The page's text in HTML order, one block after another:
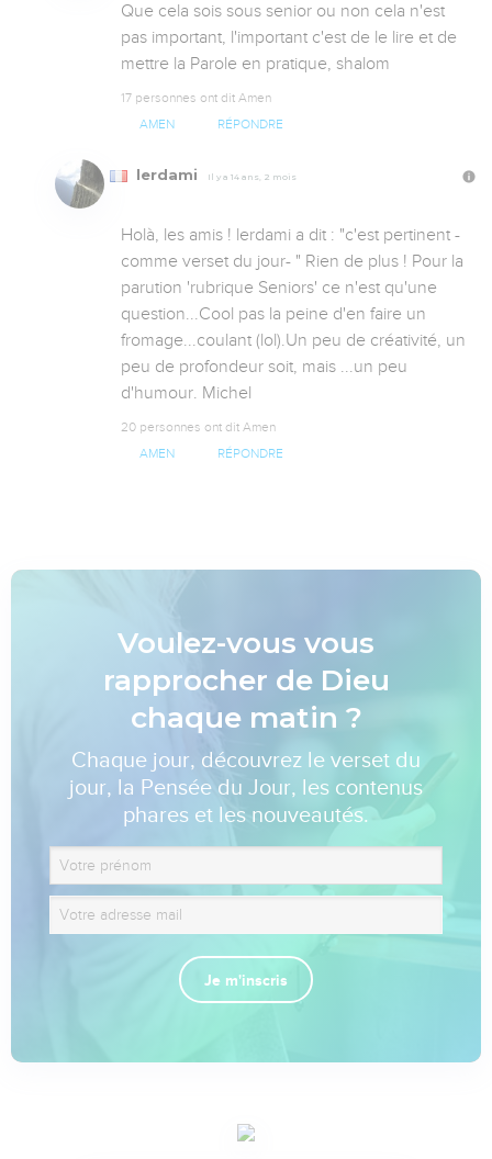
Que cela sois sous senior ou non cela n'est
pas important, l'important c'est de le lire et de
mettre la Parole en pratique, shalom
17 personnes ont dit Amen
AMEN RÉPONDRE
lerdami Il y a 14 ans, 2 mois
Holà, les amis ! lerdami a dit : "c'est pertinent -
comme verset du jour- " Rien de plus ! Pour la
parution 'rubrique Seniors' ce n'est qu'une
question...Cool pas la peine d'en faire un
fromage...coulant (lol).Un peu de créativité, un
peu de profondeur soit, mais ...un peu
d'humour. Michel
20 personnes ont dit Amen
AMEN RÉPONDRE
Voulez-vous vous
rapprocher de Dieu
chaque matin ?
Chaque jour, découvrez le verset du
jour, la Pensée du Jour, les contenus
phares et les nouveautés.
Je m'inscris